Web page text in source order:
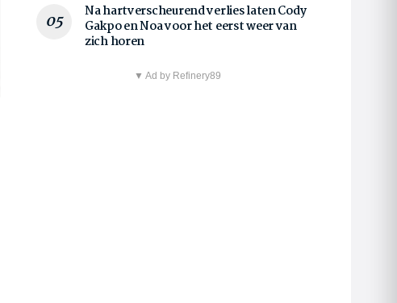
Na hartverscheurend verlies laten Cody
Gakpo en Noa voor het eerst weer van
zich horen
▼ Ad by Refinery89